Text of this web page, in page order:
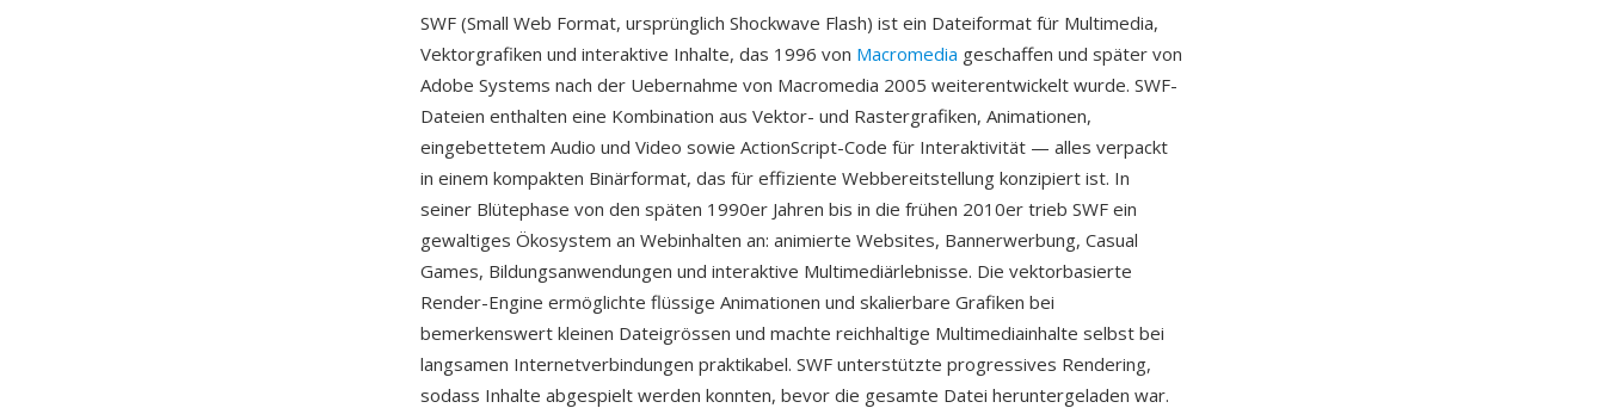
SWF (Small Web Format, ursprünglich Shockwave Flash) ist ein Dateiformat für Multimedia,
Vektorgrafiken und interaktive Inhalte, das 1996 von Macromedia geschaffen und später von
Adobe Systems nach der Uebernahme von Macromedia 2005 weiterentwickelt wurde. SWF-
Dateien enthalten eine Kombination aus Vektor- und Rastergrafiken, Animationen,
eingebettetem Audio und Video sowie ActionScript-Code für Interaktivität — alles verpackt
in einem kompakten Binärformat, das für effiziente Webbereitstellung konzipiert ist. In
seiner Blütephase von den späten 1990er Jahren bis in die frühen 2010er trieb SWF ein
gewaltiges Ökosystem an Webinhalten an: animierte Websites, Bannerwerbung, Casual
Games, Bildungsanwendungen und interaktive Multimediärlebnisse. Die vektorbasierte
Render-Engine ermöglichte flüssige Animationen und skalierbare Grafiken bei
bemerkenswert kleinen Dateigrössen und machte reichhaltige Multimediainhalte selbst bei
langsamen Internetverbindungen praktikabel. SWF unterstützte progressives Rendering,
sodass Inhalte abgespielt werden konnten, bevor die gesamte Datei heruntergeladen war.